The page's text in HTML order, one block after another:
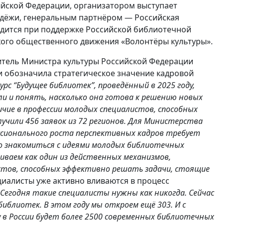
Федерации, организатором выступает
генеральным партнёром — Российская
при поддержке Российской библиотечной
общественного движения «Волонтёры культуры».
Министра культуры Российской Федерации
обозначила стратегическое значение кадровой
“Будущее библиотек”, проведённый в 2025 году,
и понять, насколько она готова к решению новых
в профессии молодых специалистов, способных
456 заявок из 72 регионов. Для Министерства
роста перспективных кадров требует
знакомиться с идеями молодых библиотечных
как один из действенных механизмов,
способных эффективно решать задачи, стоящие
уже активно вливаются в процесс
такие специалисты нужны как никогда. Сейчас
В этом году мы откроем ещё 303. И с
России будет более 2500 современных библиотечных